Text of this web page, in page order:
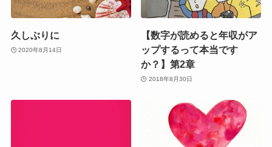
久しぶりに
2020年8月14日
【数字が読めると年収がア
ップするって本当です
か？】第2章
2018年8月30日